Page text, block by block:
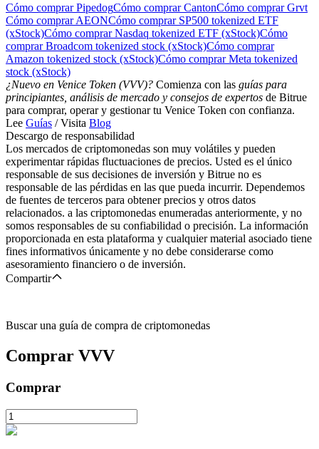
Cómo comprar PipedogCómo comprar CantonCómo comprar Grvt
Cómo comprar AEONCómo comprar SP500 tokenized ETF
(xStock)Cómo comprar Nasdaq tokenized ETF (xStock)Cómo
comprar Broadcom tokenized stock (xStock)Cómo comprar
Amazon tokenized stock (xStock)Cómo comprar Meta tokenized
stock (xStock)
¿Nuevo en Venice Token (VVV)? Comienza con las guías para
principiantes, análisis de mercado y consejos de expertos de Bitrue
para comprar, operar y gestionar tu Venice Token con confianza.
Lee Guías / Visita Blog
Descargo de responsabilidad
Los mercados de criptomonedas son muy volátiles y pueden
experimentar rápidas fluctuaciones de precios. Usted es el único
responsable de sus decisiones de inversión y Bitrue no es
responsable de las pérdidas en las que pueda incurrir. Dependemos
de fuentes de terceros para obtener precios y otros datos
relacionados. a las criptomonedas enumeradas anteriormente, y no
somos responsables de su confiabilidad o precisión. La información
proporcionada en esta plataforma y cualquier material asociado tiene
fines informativos únicamente y no debe considerarse como
asesoramiento financiero o de inversión.
Compartir
Buscar una guía de compra de criptomonedas
Comprar VVV
Comprar